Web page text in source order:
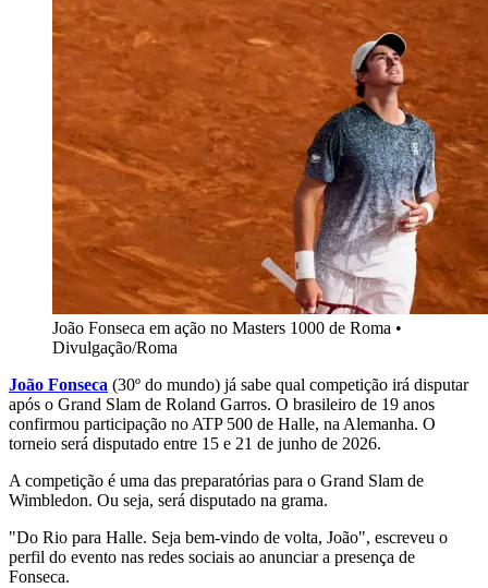
João Fonseca em ação no Masters 1000 de Roma •
Divulgação/Roma
João Fonseca (30º do mundo) já sabe qual competição irá disputar
após o Grand Slam de Roland Garros. O brasileiro de 19 anos
confirmou participação no ATP 500 de Halle, na Alemanha. O
torneio será disputado entre 15 e 21 de junho de 2026.
A competição é uma das preparatórias para o Grand Slam de
Wimbledon. Ou seja, será disputado na grama.
"Do Rio para Halle. Seja bem-vindo de volta, João", escreveu o
perfil do evento nas redes sociais ao anunciar a presença de
Fonseca.